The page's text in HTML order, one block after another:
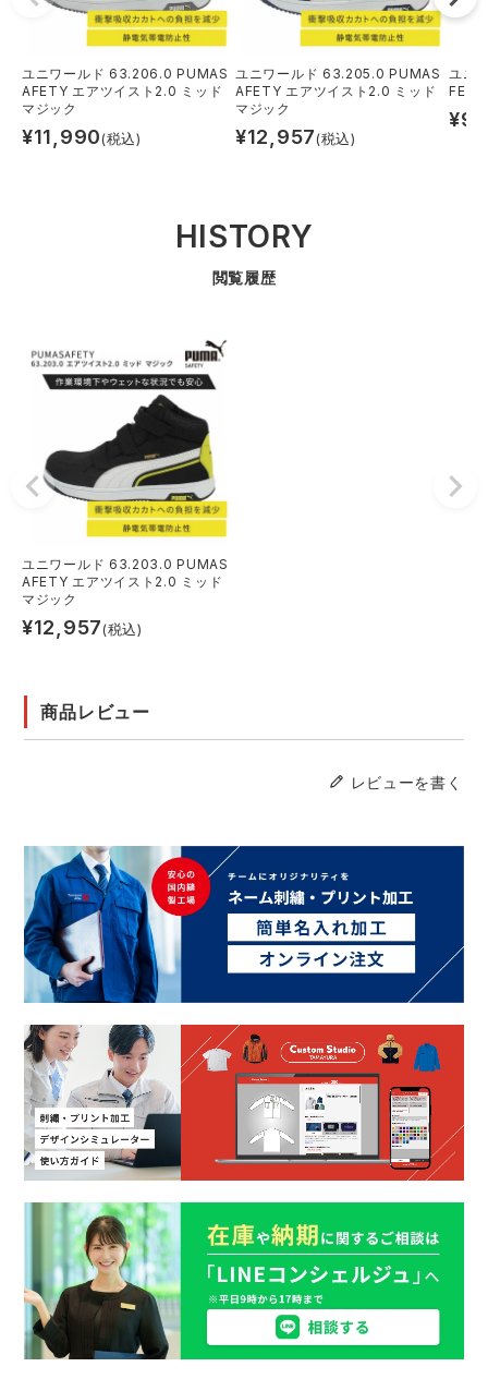
ユニワールド 63.206.0 PUMAS
AFETY エアツイスト2.0 ミッド
マジック
¥11,990(税込)
ユニワールド 63.205.0 PUMAS
AFETY エアツイスト2.0 ミッド
マジック
¥12,957(税込)
ユニ
¥
HISTORY
閲覧履歴
ユニワールド 63.203.0 PUMAS
AFETY エアツイスト2.0 ミッド
マジック
¥12,957(税込)
商品レビュー
レビューを書く